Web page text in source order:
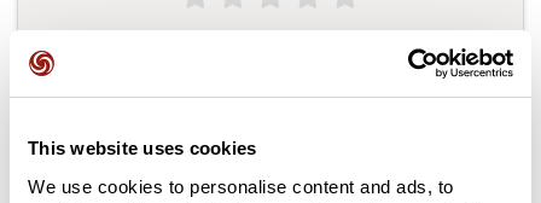
This website uses cookies
We use cookies to personalise content and ads, to